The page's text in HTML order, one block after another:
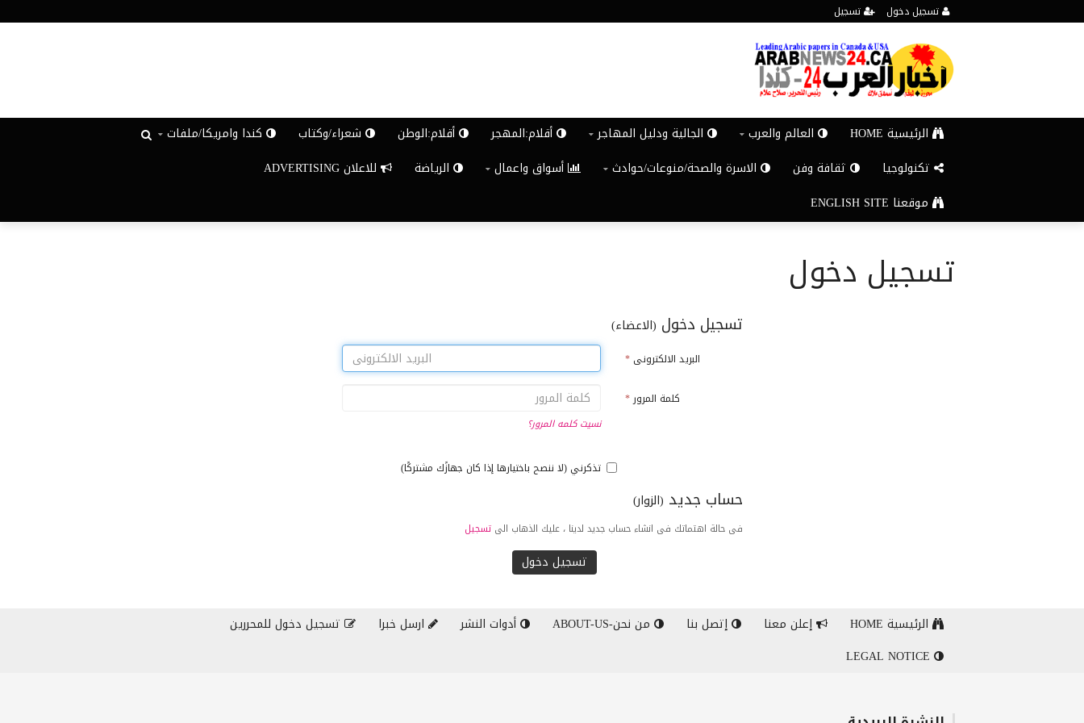
تسجيل دخول تسجيل
الرئيسية HOME العالم والعرب الجالية ودليل المهاجر أقلام:المهجر أقلام:الوطن شعراء/وكتاب
كندا وامريكا/ملفات
تكنولوجيا
ثقافة وفن الاسرة والصحة/منوعات/حوادث أسواق واعمال الرياضة
للاعلان ADVERTISING
موقعنا ENGLISH SITE
تسجيل دخول
تسجيل دخول (الاعضاء)
البريد الالكترونى *
كلمة المرور *
نسيت كلمه المرور؟
تذكرني (لا ننصح باختيارها إذا كان جهازًك مشتركًا)
حساب جديد (الزوار)
فى حالة اهتماتك فى انشاء حساب جديد لدينا ، عليك الذهاب الىتسجيل
الرئيسية HOME إعلن معنا إتصل بنا من نحن-ABOUT-US أدوات النشر ارسل خبرا
تسجيل دخول للمحررين